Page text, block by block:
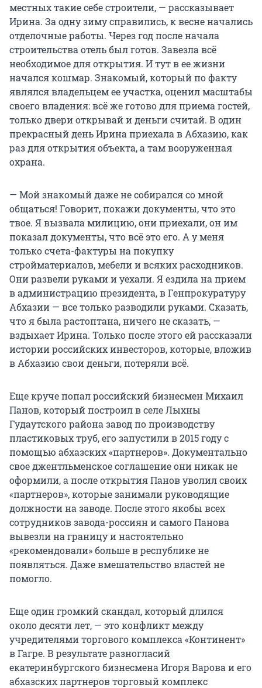
местных такие себе строители, — рассказывает
Ирина. За одну зиму справились, к весне начались
отделочные работы. Через год после начала
строительства отель был готов. Завезла всё
необходимое для открытия. И тут в ее жизни
начался кошмар. Знакомый, который по факту
являлся владельцем ее участка, оценил масштабы
своего владения: всё же готово для приема гостей,
только двери открывай и деньги считай. В один
прекрасный день Ирина приехала в Абхазию, как
раз для открытия объекта, а там вооруженная
охрана.
— Мой знакомый даже не собирался со мной
общаться! Говорит, покажи документы, что это
твое. Я вызвала милицию, они приехали, он им
показал документы, что всё это его. А у меня
только счета-фактуры на покупку
стройматериалов, мебели и всяких расходников.
Они развели руками и уехали. Я ездила на прием
в администрацию президента, в Генпрокуратуру
Абхазии — все только разводили руками. Сказать,
что я была растоптана, ничего не сказать, —
вздыхает Ирина. Только после этого ей рассказали
истории российских инвесторов, которые, вложив
в Абхазию свои деньги, потеряли всё.
Еще круче попал российский бизнесмен Михаил
Панов, который построил в селе Лыхны
Гудаутского района завод по производству
пластиковых труб, его запустили в 2015 году с
помощью абхазских «партнеров». Документально
свое джентльменское соглашение они никак не
оформили, а после открытия Панов уволил своих
«партнеров», которые занимали руководящие
должности на заводе. После этого якобы всех
сотрудников завода-россиян и самого Панова
вывезли на границу и настоятельно
«рекомендовали» больше в республике не
появляться. Даже вмешательство властей не
помогло.
Еще один громкий скандал, который длился
около десяти лет, — это конфликт между
учредителями торгового комплекса «Континент»
в Гагре. В результате разногласий
екатеринбургского бизнесмена Игоря Варова и его
абхазских партнеров торговый комплекс